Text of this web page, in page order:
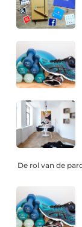
De rol van de